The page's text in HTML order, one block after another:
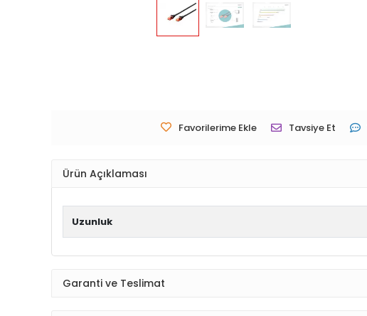
Favorilerime Ekle Tavsiye Et
Ürün Açıklaması
Uzunluk
Garanti ve Teslimat